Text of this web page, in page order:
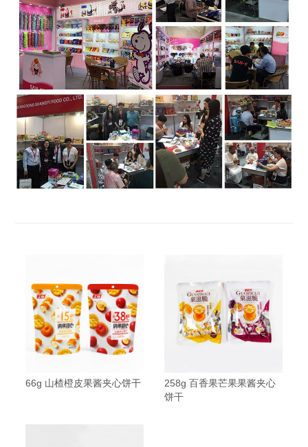
66g 山楂橙皮果酱夹心饼干
258g 百香果芒果果酱夹心
饼干